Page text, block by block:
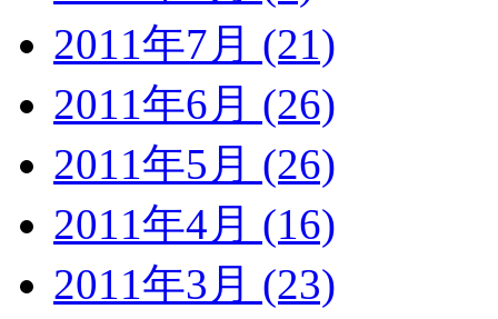
2011年7月 (21)
2011年6月 (26)
2011年5月 (26)
2011年4月 (16)
2011年3月 (23)